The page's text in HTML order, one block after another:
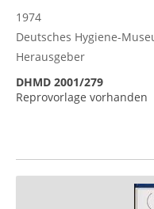
1974
Deutsches Hygiene-
Herausgeber
DHMD 2001/279
Reprovorlage vorhanden